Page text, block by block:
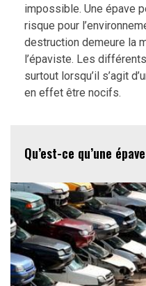
impossible. Une épave
risque pour
destruction demeure la
l’épaviste. Les
surtout lorsqu’il s’agit
en effet être nocifs.
Qu’est-ce qu’une